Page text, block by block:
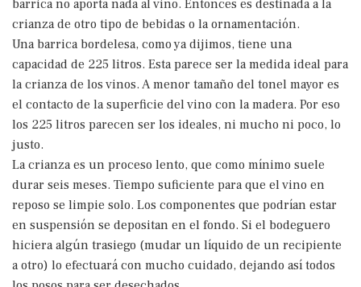
barrica no aporta nada al vino. Entonces es destinada a la
crianza de otro tipo de bebidas o la ornamentación.
Una barrica bordelesa, como ya dijimos, tiene una
capacidad de 225 litros. Esta parece ser la medida ideal para
la crianza de los vinos. A menor tamaño del tonel mayor es
el contacto de la superficie del vino con la madera. Por eso
los 225 litros parecen ser los ideales, ni mucho ni poco, lo
justo.
La crianza es un proceso lento, que como mínimo suele
durar seis meses. Tiempo suficiente para que el vino en
reposo se limpie solo. Los componentes que podrían estar
en suspensión se depositan en el fondo. Si el bodeguero
hiciera algún trasiego (mudar un líquido de un recipiente
a otro) lo efectuará con mucho cuidado, dejando así todos